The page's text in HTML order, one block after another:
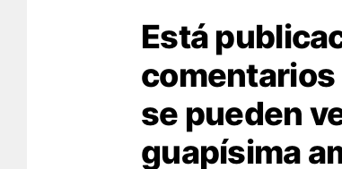
Está
se pueden
guapísima